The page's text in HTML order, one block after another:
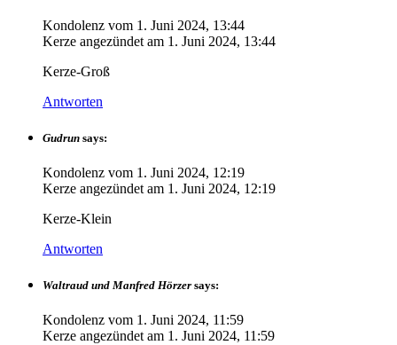
Kondolenz vom 1. Juni 2024, 13:44
Kerze angezündet am 1. Juni 2024, 13:44
Kerze-Groß
Antworten
Gudrun says:
Kondolenz vom 1. Juni 2024, 12:19
Kerze angezündet am 1. Juni 2024, 12:19
Kerze-Klein
Antworten
Waltraud und Manfred Hörzer says:
Kondolenz vom 1. Juni 2024, 11:59
Kerze angezündet am 1. Juni 2024, 11:59